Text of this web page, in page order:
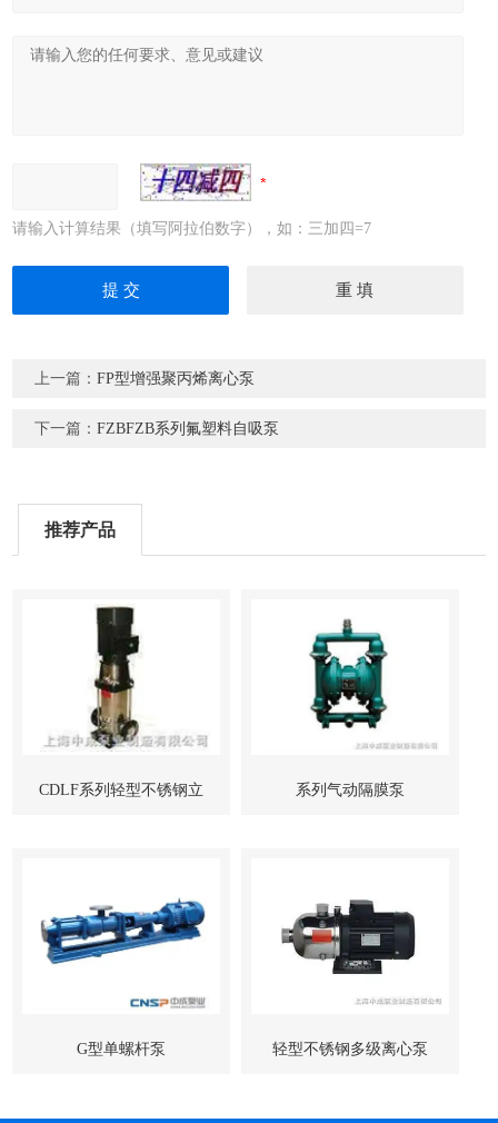
请输入计算结果（填写阿拉伯数字），如：三加四=7
上一篇：FP型增强聚丙烯离心泵
下一篇：FZBFZB系列氟塑料自吸泵
推荐产品
CDLF系列轻型不锈钢立 系列气动隔膜泵
G型单螺杆泵 轻型不锈钢多级离心泵